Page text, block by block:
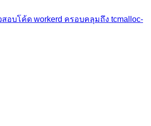
บโค้ด workerd ครอบคลุมถึง tcmalloc-